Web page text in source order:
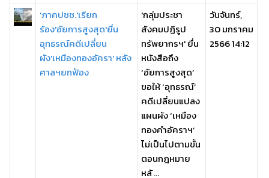
'ภาคปชช.'เรียก
ร้อง'อัยการสูงสุด'ยื่น
อุทธรณ์คดีเปลี่ยน
ผัง'เหมืองทองอัครา' หลัง
ศาลฯยกฟ้อง
'กลุ่มประชา
สังคมปฏิรูป
ทรัพยากรฯ' ยื่น
หนังสือถึง
‘อัยการสูงสุด’
ขอให้ ‘อุทธรณ์’
คดีเปลี่ยนแปลง
แผนผัง ‘เหมือง
ทองคำอัคราฯ’
ไม่เป็นไปตามขั้น
ตอนกฎหมาย
หลั ...
วันจันทร์,
30 มกราคม
2566 14:12